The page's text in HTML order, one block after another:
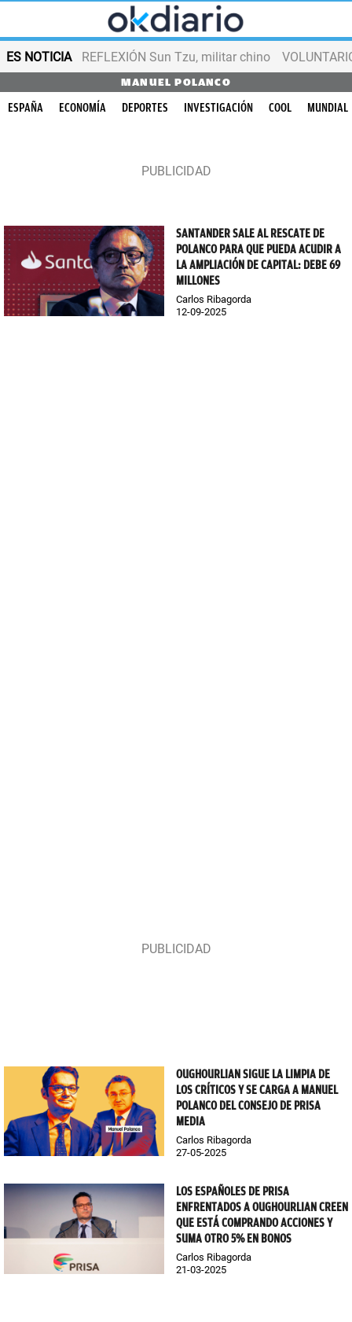
ES NOTICIA REFLEXIÓN Sun Tzu, militar chino
MANUEL POLANCO
ESPAÑA ECONOMÍA DEPORTES INVESTIGACIÓN COOL MUNDIAL
SANTANDER SALE AL RESCATE DE
POLANCO PARA QUE PUEDA ACUDIR A
LA AMPLIACIÓN DE CAPITAL: DEBE 69
MILLONES
Carlos Ribagorda
12-09-2025
OUGHOURLIAN SIGUE LA LIMPIA DE
LOS CRÍTICOS Y SE CARGA A MANUEL
POLANCO DEL CONSEJO DE PRISA
MEDIA
Carlos Ribagorda
27-05-2025
LOS ESPAÑOLES DE PRISA
ENFRENTADOS A OUGHOURLIAN CREEN
QUE ESTÁ COMPRANDO ACCIONES Y
SUMA OTRO 5% EN BONOS
Carlos Ribagorda
21-03-2025